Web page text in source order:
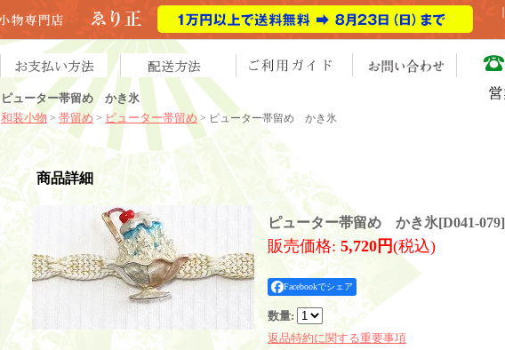
ピューター帯留め かき氷
和装小物 > 帯留め > ピューター帯留め> ピューター帯留め かき氷
商品詳細
ピューター帯留め かき氷[D041-079]
販売価格: 5,720円(税込)
Facebookでシェア
数量:
返品特約に関する重要事項